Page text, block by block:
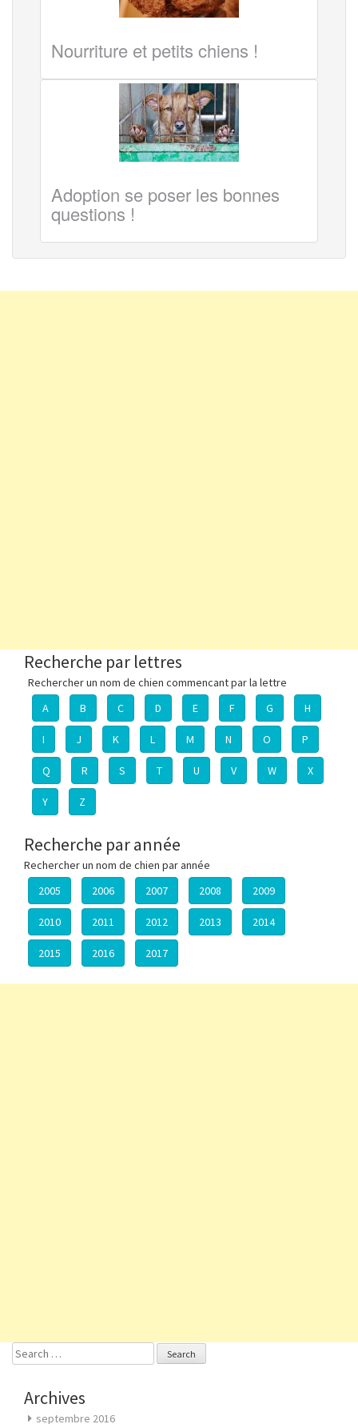
Nourriture et petits chiens !
Adoption se poser les bonnes
questions !
Recherche par lettres
Rechercher un nom de chien commencant par la lettre
A
B C D E F G H
I J K L M N O P
Q R S T U V W X
Y Z
Recherche par année
Rechercher un nom de chien par année
2005
2006 2007 2008 2009
2010 2011 2012 2013 2014
2015 2016 2017
Search
Archives
septembre 2016